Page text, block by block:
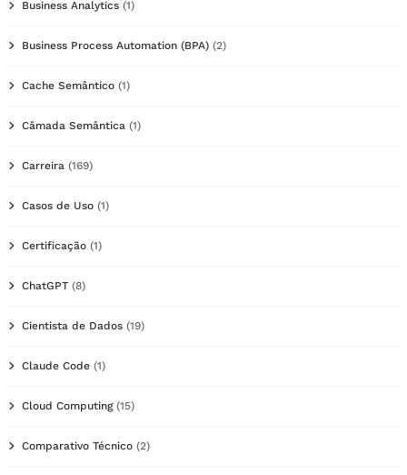
Business Analytics (1)
Business Process Automation (BPA) (2)
Cache Semântico (1)
Câmada Semântica (1)
Carreira (169)
Casos de Uso (1)
Certificação (1)
ChatGPT (8)
Cientista de Dados (19)
Claude Code (1)
Cloud Computing(15)
Comparativo Técnico (2)